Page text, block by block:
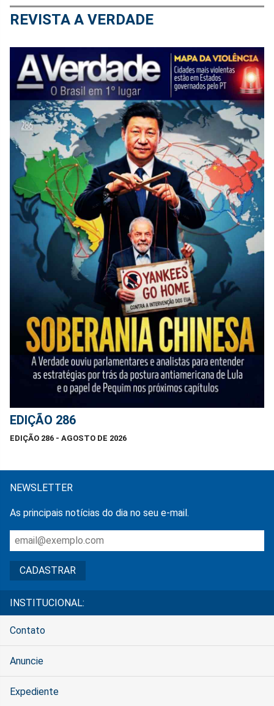
REVISTA A VERDADE
EDIÇÃO 286
EDIÇÃO 286 - AGOSTO DE 2026
NEWSLETTER
As principais notícias do dia no seu e-mail.
INSTITUCIONAL:
Contato
Anuncie
Expediente